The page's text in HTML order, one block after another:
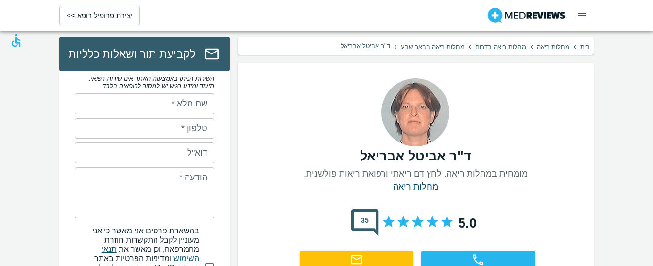
יצירת פרופיל רופא >>
בית › מחלות ריאה › מחלות ריאה בדרום › מחלות ריאה בבאר שבע › ד"ר אביטל אבריאל
ד"ר אביטל אבריאל
מומחית במחלות ריאה, לחץ דם ריאתי ורפואת ריאות פולשנית.
מחלות ריאה
5.0
35
לקביעת תור ושאלות כלליות
השירות הניתן באמצעות האתר אינו שירות רפואי.
תיעוד ומידע רגיש יש למסור לרופאים בלבד.
שם מלא *
טלפון *
דוא"ל
הודעה *
בהשארת פרטים אני מאשר כי אני
מעוניין לקבל התקשרות חוזרת
מהמרפאה, וכן מאשר את תנאי
השימוש ומדיניות הפרטיות באתר